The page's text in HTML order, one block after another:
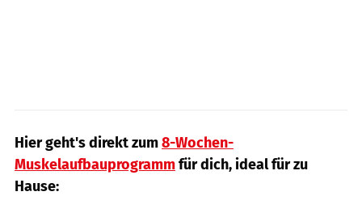
Hier geht's direkt zum8-Wochen-
Muskelaufbauprogrammfür dich, ideal für zu
Hause: